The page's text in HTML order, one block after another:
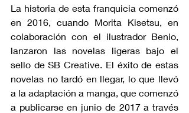
La historia de esta franquicia comenzó
en 2016, cuando Morita Kisetsu, en
colaboración con el ilustrador Benio,
lanzaron las novelas ligeras bajo el
sello de SB Creative. El éxito de estas
novelas no tardó en llegar, lo que llevó
a la adaptación a manga, que comenzó
a publicarse en junio de 2017 a través